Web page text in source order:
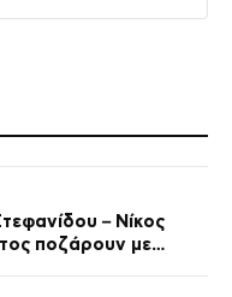
– Νίκος
ποζάρουν με